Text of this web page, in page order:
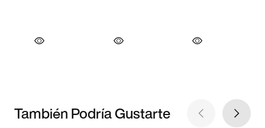
También Podría Gustarte